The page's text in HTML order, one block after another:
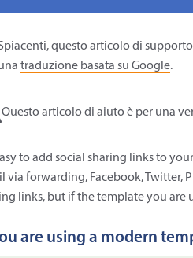
questo articolo di
traduzione basata su Google.
Questo articolo di aiuto è per una
to add social sharing links to
via forwarding, Facebook, Twitter,
links, but if the template you are
are using a modern